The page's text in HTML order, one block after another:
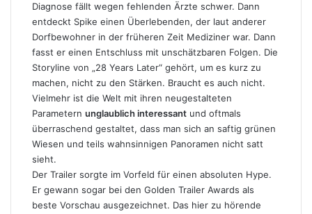
Diagnose fällt wegen fehlenden Ärzte schwer. Dann
entdeckt Spike einen Überlebenden, der laut anderer
Dorfbewohner in der früheren Zeit Mediziner war. Dann
fasst er einen Entschluss mit unschätzbaren Folgen. Die
Storyline von „28 Years Later“ gehört, um es kurz zu
machen, nicht zu den Stärken. Braucht es auch nicht.
Vielmehr ist die Welt mit ihren neugestalteten
Parametern unglaublich interessant und oftmals
überraschend gestaltet, dass man sich an saftig grünen
Wiesen und teils wahnsinnigen Panoramen nicht satt
sieht.
Der Trailer sorgte im Vorfeld für einen absoluten Hype.
Er gewann sogar bei den Golden Trailer Awards als
beste Vorschau ausgezeichnet. Das hier zu hörende